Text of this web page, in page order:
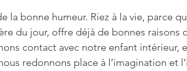
du jour, offre déjà de bonnes raisons
contact avec notre enfant intérieur,
redonnons place à l’imagination et